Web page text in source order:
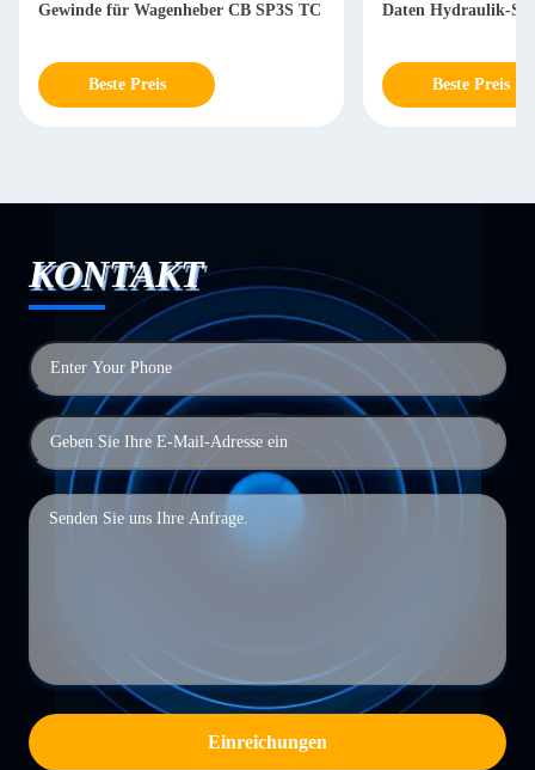
Gewinde für Wagenheber CB SP3S TC
Beste Preis
Daten Hydraulik-
Beste Preis
KONTAKT
Einreichungen